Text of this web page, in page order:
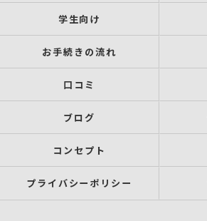
学生向け
お手続きの流れ
口コミ
ブログ
コンセプト
プライバシーポリシー